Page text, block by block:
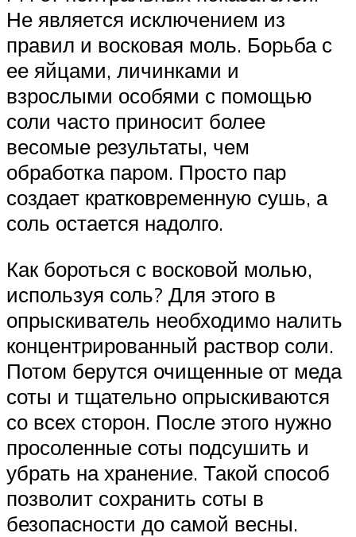
Не является исключением из
правил и восковая моль. Борьба с
ее яйцами, личинками и
взрослыми особями с помощью
соли часто приносит более
весомые результаты, чем
обработка паром. Просто пар
создает кратковременную сушь, а
соль остается надолго.
Как бороться с восковой молью,
используя соль? Для этого в
опрыскиватель необходимо налить
концентрированный раствор соли.
Потом берутся очищенные от меда
соты и тщательно опрыскиваются
со всех сторон. После этого нужно
просоленные соты подсушить и
убрать на хранение. Такой способ
позволит сохранить соты в
безопасности до самой весны.